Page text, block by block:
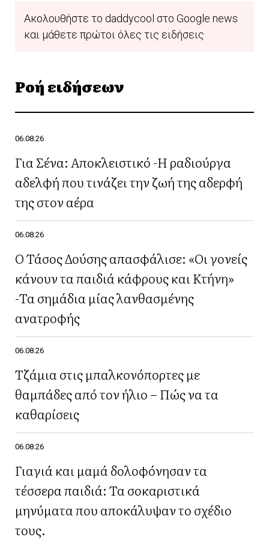
Ακολουθήστε το daddycool στο Google news
και μάθετε πρώτοι όλες τις ειδήσεις
Ροή ειδήσεων
06.08.26
Για Σένα: Αποκλειστικό -Η ραδιούργα
αδελφή που τινάζει την ζωή της αδερφή
της στον αέρα
06.08.26
Ο Τάσος Δούσης απασφάλισε: «Οι γονείς
κάνουν τα παιδιά κάφρους και Κτήνη»
-Τα σημάδια μίας λανθασμένης
ανατροφής
06.08.26
Τζάμια στις μπαλκονόπορτες με
θαμπάδες από τον ήλιο – Πώς να τα
καθαρίσεις
06.08.26
Γιαγιά και μαμά δολοφόνησαν τα
τέσσερα παιδιά: Τα σοκαριστικά
μηνύματα που αποκάλυψαν το σχέδιο
τους.